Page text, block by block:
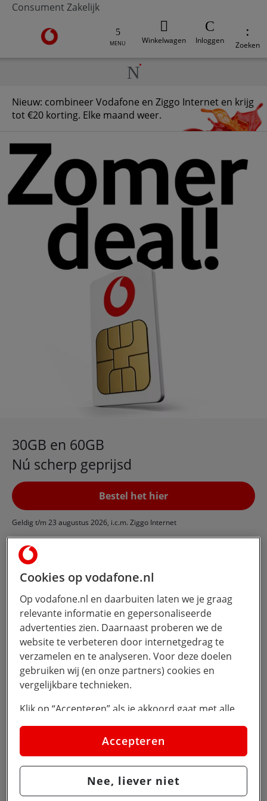
Consument Zakelijk
Ga naar de Vodafone homepage
MENU Winkelwagen Inloggen Zoeken
Nieuw: combineer Vodafone en Ziggo Internet en krijg
tot €20 korting. Elke maand weer.
30GB en 60GB
Nú scherp geprijsd
Bestel het hier
Geldig t/m 23 augustus 2026, i.c.m. Ziggo Internet
Cookies op vodafone.nl
Op vodafone.nl en daarbuiten laten we je graag
relevante informatie en gepersonaliseerde
advertenties zien. Daarnaast proberen we de
website te verbeteren door internetgedrag te
verzamelen en te analyseren. Voor deze doelen
gebruiken wij (en onze partners) cookies en
vergelijkbare technieken.
Klik op “Accepteren” als je akkoord gaat met alle
cookies. Kies je voor “Nee, liever niet”, dan
plaatsen we alleen strikt noodzakelijke cookies om
de website goed te laten werken. Dat betekent dat
we geen vormen van personalisatie toepassen.
Via cookie instellingen kan je zelf bepalen welke
Accepteren
Nee, liever niet